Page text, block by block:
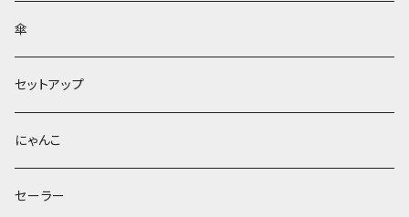
傘
セットアップ
にゃんこ
セーラー